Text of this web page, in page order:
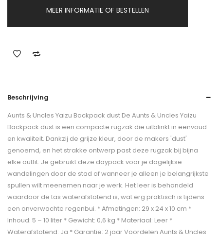
MEER INFORMATIE OF BESTELLEN
Beschrijving
Aunts & Uncles Yaizu Backpack dust De Aunts & Uncles Yaizu
Backpack dust is een compacte rugzak die uitblinkt in eenvoud
en kwaliteit. Dankzij de grijze kleur, door de makers 'dust'
genoemd, en het strakke ontwerp past deze rugzak bij bijna
elke outfit. Je gebruikt deze daypack voor je dagelijkse
wandelingen door de stad of wanneer je alleen je belangrijkste
spullen wilt meenemen naar je werk. Het leer is behandeld
waardoor de tas waterafstotend is, wat erg praktisch is tijdens
een onverwachte regenbui. * Afmetingen: 29 x 24 x 10 cm *
Inhoud: 5 – 10 liter * Gewicht: 0,6 kg * Materiaal: Leer *
Waterafstotend: Ja * Garantie: 2 jaar Voordelen Aunts & Uncles